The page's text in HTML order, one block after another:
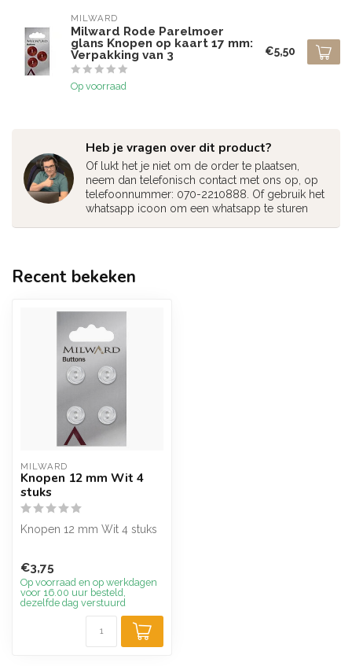
MILWARD
Milward Rode Parelmoer
glans Knopen op kaart 17 mm:
Verpakking van 3
Op voorraad
€5,50
Heb je vragen over dit product?
Of lukt het je niet om de order te plaatsen,
neem dan telefonisch contact met ons op, op
telefoonnummer: 070-2210888. Of gebruik het
whatsapp icoon om een whatsapp te sturen
Recent bekeken
MILWARD
Knopen 12 mm Wit 4
stuks
Knopen 12 mm Wit 4 stuks
€3,75
Op voorraad en op werkdagen
voor 16.00 uur besteld,
dezelfde dag verstuurd